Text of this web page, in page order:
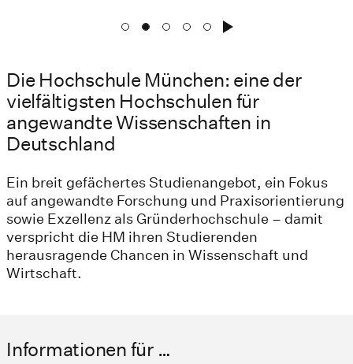
Die Hochschule München: eine der
vielfältigsten Hochschulen für
angewandte Wissenschaften in
Deutschland
Ein breit gefächertes Studienangebot, ein Fokus
auf angewandte Forschung und Praxisorientierung
sowie Exzellenz als Gründerhochschule – damit
verspricht die HM ihren Studierenden
herausragende Chancen in Wissenschaft und
Wirtschaft.
Informationen für …